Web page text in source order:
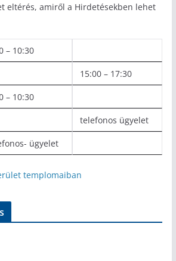
eltérés, amiről a Hirdetésekben lehet
– 10:30
15:00 – 17:30
– 10:30
telefonos ügyelet
ügyelet
templomaiban